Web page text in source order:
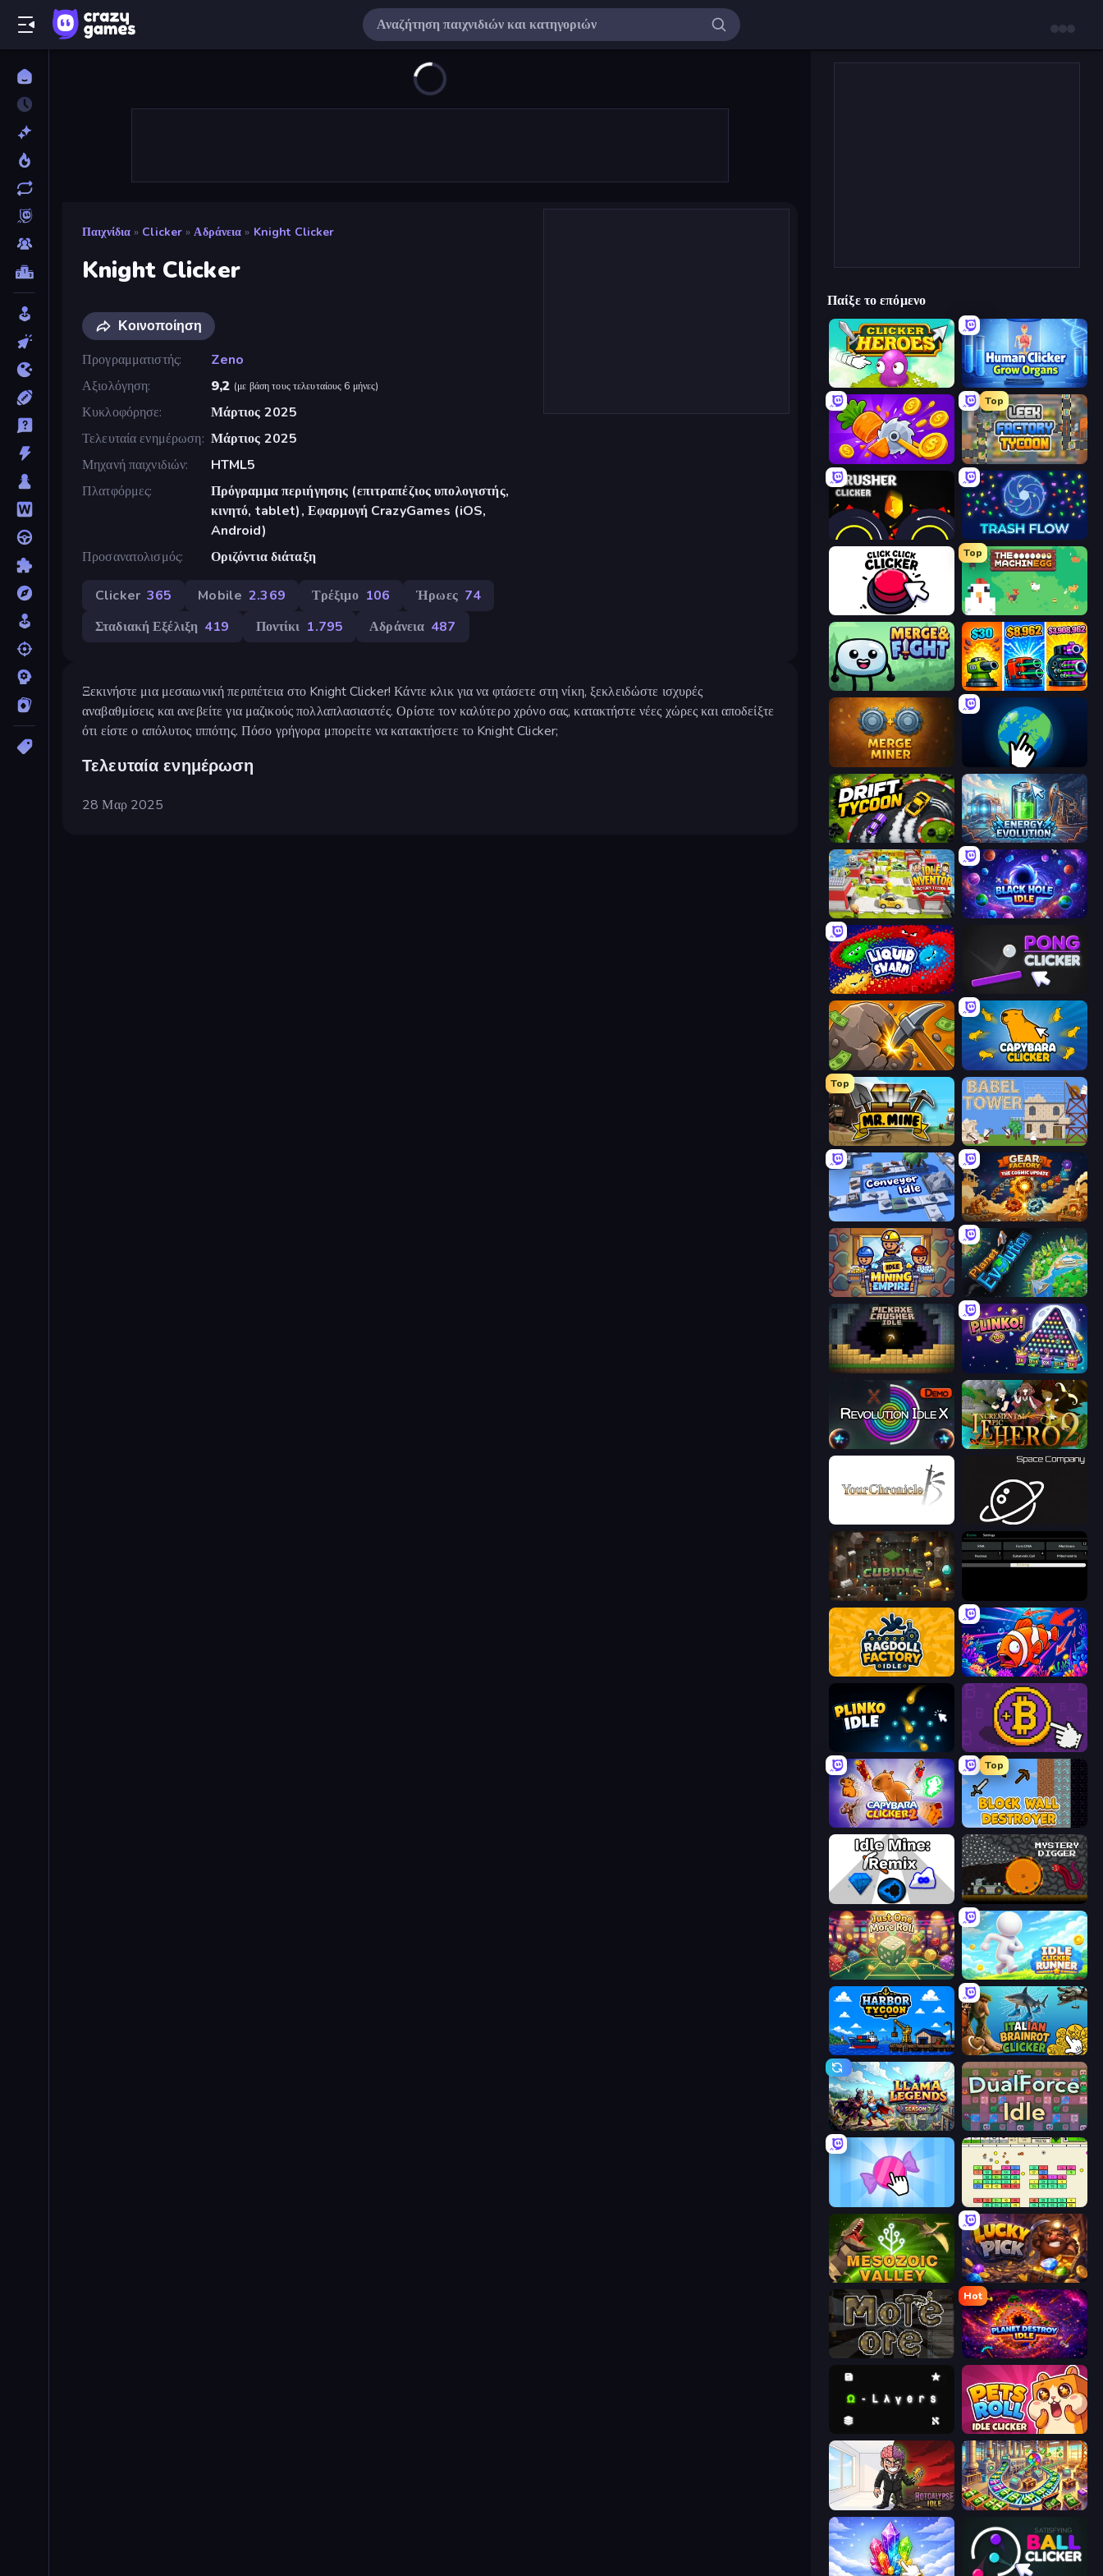
Παιχνίδια » Clicker » Αδράνεια » Knight Clicker
Knight Clicker
Κοινοποίηση
Προγραμματιστής
Zeno
Αξιολόγηση
9,2 (με βάση τους τελευταίους 6 μήνες)
Κυκλοφόρησε
Μάρτιος 2025
Τελευταία ενημέρωση Μάρτιος 2025
Μηχανή παιχνιδιών
HTML5
Πλατφόρμες
Πρόγραμμα περιήγησης (επιτραπέζιος υπολογιστής,
κινητό, tablet), Εφαρμογή CrazyGames (iOS,
Android)
Προσανατολισμός
Οριζόντια διάταξη
Clicker 365 Mobile 2.369 Τρέξιμο 106 Ήρωες 74
Σταδιακή Εξέλιξη 419 Ποντίκι 1.795 Αδράνεια 487
Ξεκινήστε μια μεσαιωνική περιπέτεια στο Knight Clicker! Κάντε κλικ για να φτάσετε στη νίκη, ξεκλειδώστε ισχυρές
αναβαθμίσεις και ανεβείτε για μαζικούς πολλαπλασιαστές. Ορίστε τον καλύτερο χρόνο σας, κατακτήστε νέες χώρες και αποδείξτε
ότι είστε ο απόλυτος ιππότης. Πόσο γρήγορα μπορείτε να κατακτήσετε το Knight Clicker;
Τελευταία ενημέρωση
28 Μαρ 2025
Παίξε το επόμενο
Clicker Heroes Human Clicker: Grow Organs
Farm Ring Idle
Top
Leek Factory Tycoon
Crusher Clicker Trash Flow
Click Click Clicker
Top
The MachinEGG
Merge & Fight Pumpkin Defense: Merge Cannon
Merge Miner Planet Clicker 2
Drift Tycoon Energy Evolution
Idle Inventor Black Hole Idle
Liquid Swarm Pong Clicker
Mine Clicker Capybara Clicker
Top
Mr. Mine Babel Tower
Conveyor Idle Gear Factory
Idle Mining Empire Planet Evolution: Idle Clicker
Pickaxe Crusher Idle PLINKO!
Revolution Idle X Incremental Epic Hero 2
Space Company
Cubidle
Ragdoll Factory Idle Fish Catch Idle
Plinko Idle Money Maker
Capybara Clicker 2
Top
Block Wall Destroyer
Idle Mine: Remix Mystery Digger
Just One More Roll Idle Clicker Runner
Harbor Tycoon Italian Brainrot Clicker Game
Llama Legends DualForce Idle
Candy Clicker 2 Idle Breakout
Cell to Singularity: Mesozoic Valley Lucky Pick
More Ore
Hot
Planet Destroy Idle
Omega Layers Pets Roll: Idle Clicker
Rotcalypse: Idle Incremental Money Factory: Tycoon Idle Game